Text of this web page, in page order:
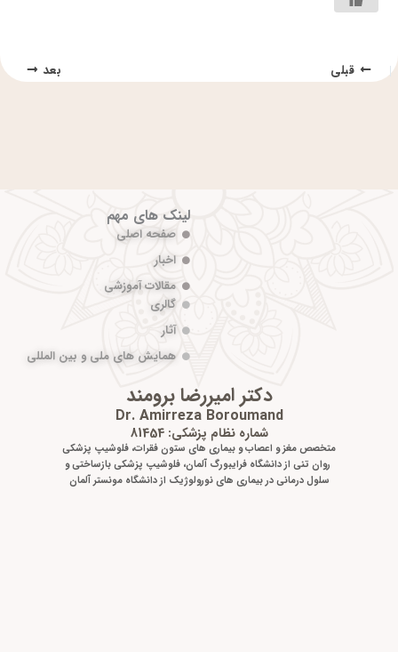
قبلی بعد
لینک های مهم
صفحه اصلی
اخبار
مقالات آموزشی
گالری
آثار
همایش های ملی و بین المللی
دکتر امیررضا برومند
Dr. Amirreza Boroumand
شماره نظام پزشکی: 81454
متخصص مغز و اعصاب و بیماری های ستون فقرات، فلوشیپ پزشکی
روان تنی از دانشگاه فرایبورگ آلمان، فلوشیپ پزشکی بازساختی و
سلول درمانی در بیماری های نورولوژیک از دانشگاه مونستر آلمان